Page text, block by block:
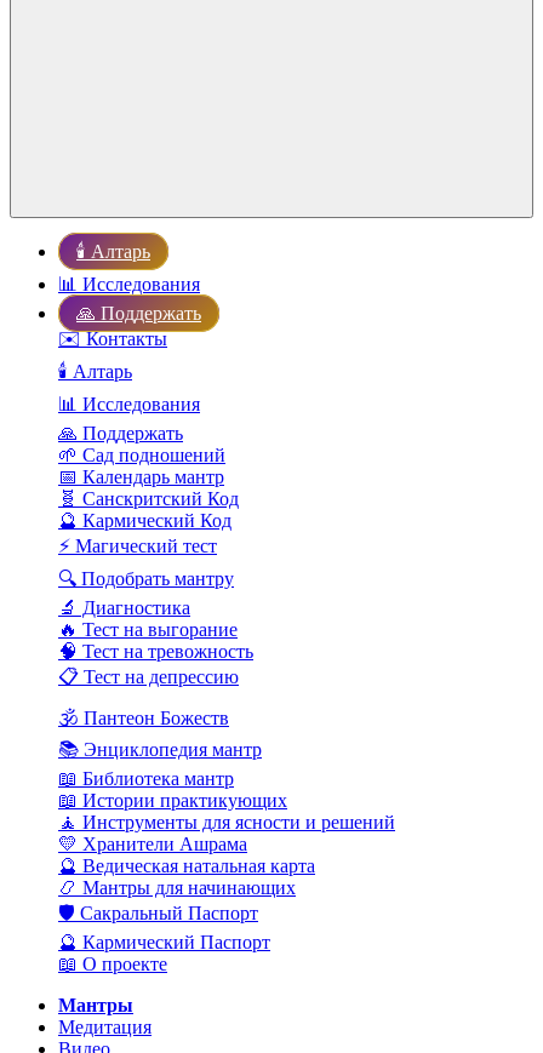
🕯️ Алтарь
📊 Исследования
🙏 Поддержать
✉️ Контакты
🕯️ Алтарь
📊 Исследования
🙏 Поддержать
🌱 Сад подношений
📅 Календарь мантр
🧬 Санскритский Код
🔮 Кармический Код
⚡ Магический тест
🔍 Подобрать мантру
🔬 Диагностика
🔥 Тест на выгорание
🧠 Тест на тревожность
📋 Тест на депрессию
🕉️ Пантеон Божеств
📚 Энциклопедия мантр
📖 Библиотека мантр
📖 Истории практикующих
🧘 Инструменты для ясности и решений
💛 Хранители Ашрама
🔮 Ведическая натальная карта
📿 Мантры для начинающих
🛡️ Сакральный Паспорт
🔮 Кармический Паспорт
📖 О проекте
Мантры
Медитация